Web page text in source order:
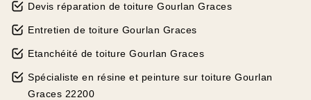
Devis réparation de toiture Gourlan Graces
Entretien de toiture Gourlan Graces
Etanchéité de toiture Gourlan Graces
Spécialiste en résine et peinture sur toiture Gourlan
Graces 22200